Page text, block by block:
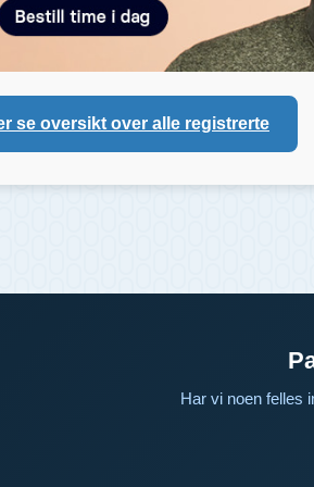
se oversikt over alle registrerte
Har vi noen felles